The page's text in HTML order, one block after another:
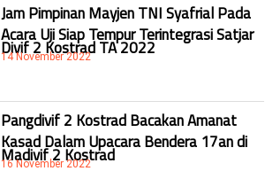
Jam Pimpinan Mayjen TNI Syafrial Pada
Acara Uji Siap Tempur Terintegrasi Satjar
Divif 2 Kostrad TA 2022
14 November 2022
Pangdivif 2 Kostrad Bacakan Amanat
Kasad Dalam Upacara Bendera 17an di
Madivif 2 Kostrad
16 November 2022